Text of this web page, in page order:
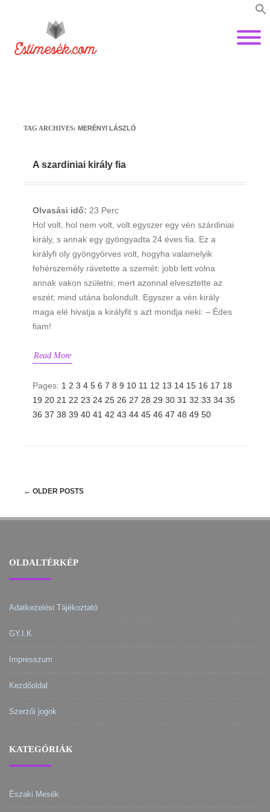
TAG ARCHIVES: MERÉNYI LÁSZLÓ
A szardiniai király fia
Olvasási idő: 23 Perc
Hol volt, hol nem volt, volt egyszer egy vén szárdiniai
király, s annak egy gyöngyadta 24 éves fia. Ez a
királyfi oly gyöngyörves volt, hogyha valamelyik
fehérszemély rávetette a szemét: jobb lett volna
annak vakon születni; mert azonnal elvesztette az
eszét; mind utána bolondult. Egyszer a vén király
maga elé hivatja a királyfit s azt mondja neki: – Édes
fiam!
Read More
Pages: 1 2 3 4 5 6 7 8 9 10 11 12 13 14 15 16 17 18
19 20 21 22 23 24 25 26 27 28 29 30 31 32 33 34 35
36 37 38 39 40 41 42 43 44 45 46 47 48 49 50
Post
← OLDER POSTS
OLDALTÉRKÉP
Adatkezelési Tájékoztató
GY.I.K
Impresszum
Kezdőoldal
Szerzői jogok
KATEGÓRIÁK
Északi Mesék